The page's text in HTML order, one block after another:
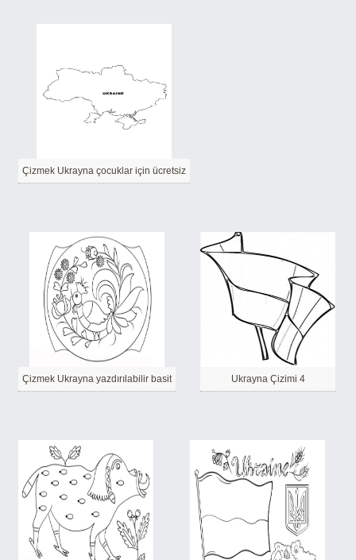
Çizmek Ukrayna çocuklar için ücretsiz
Çizmek Ukrayna yazdırılabilir basit Ukrayna Çizimi 4